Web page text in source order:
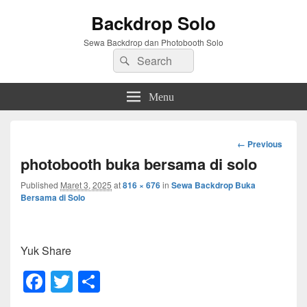
Backdrop Solo
Sewa Backdrop dan Photobooth Solo
Search
for:
Search
Menu
Image
navigation
← Previous
photobooth buka bersama di solo
Published Maret 3, 2025 at816 × 676in Sewa Backdrop Buka
Bersama di Solo
Yuk Share
F T